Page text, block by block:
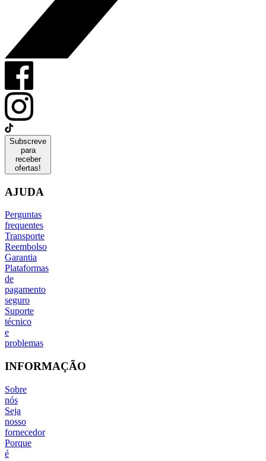
Subscreve
para
receber
ofertas!
AJUDA
Perguntas
frequentes
Transporte
Reembolso
Garantia
Plataformas
de
pagamento
seguro
Suporte
técnico
e
problemas
INFORMAÇÃO
Sobre
nós
Seja
nosso
fornecedor
Porque
é